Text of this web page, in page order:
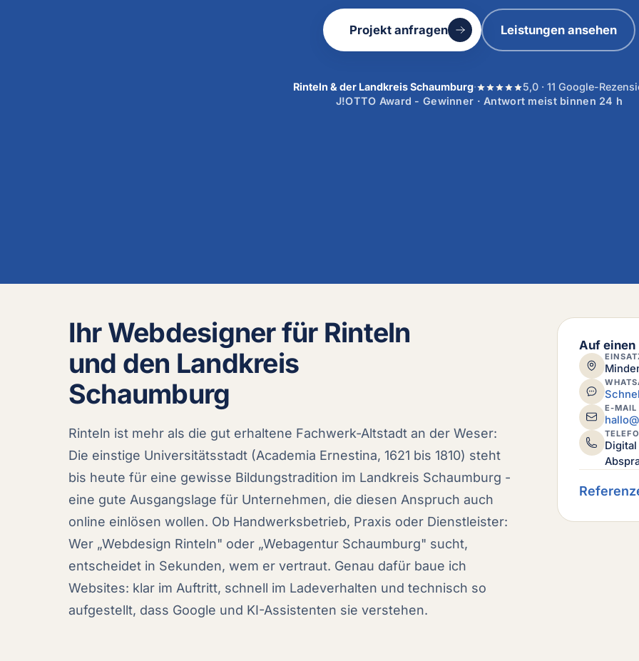
Projekt anfragen Leistungen ansehen
Rinteln & der Landkreis Schaumburg·
5,0 · 11 Google-
J!OTTO Award - Gewinner · Antwort meist binnen 24 h
Ihr Webdesigner für Rinteln
und den Landkreis
Schaumburg
Rinteln ist mehr als die gut erhaltene Fachwerk-Altstadt an der Weser:
Die einstige Universitätsstadt (Academia Ernestina, 1621 bis 1810) steht
bis heute für eine gewisse Bildungstradition im Landkreis Schaumburg -
eine gute Ausgangslage für Unternehmen, die diesen Anspruch auch
online einlösen wollen. Ob Handwerksbetrieb, Praxis oder Dienstleister:
Wer „Webdesign Rinteln" oder „Webagentur Schaumburg" sucht,
entscheidet in Sekunden, wem er vertraut. Genau dafür baue ich
Websites: klar im Auftritt, schnell im Ladeverhalten und technisch so
aufgestellt, dass Google und KI-Assistenten sie verstehen.
Auf einen
E-MAIL
Digital